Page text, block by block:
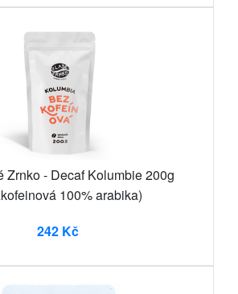
Zrnko - Decaf Kolumbie 200g
100% arabika)
242 Kč